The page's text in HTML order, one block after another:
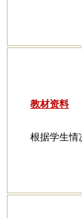
教材资料
根据学生情